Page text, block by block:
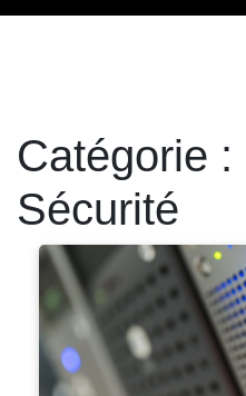
Catégorie :
Sécurité